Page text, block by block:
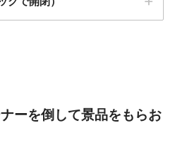
ーを倒して景品をもらお